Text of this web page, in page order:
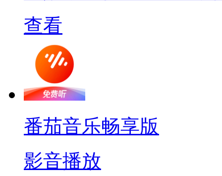
查看
番茄音乐畅享版
影音播放